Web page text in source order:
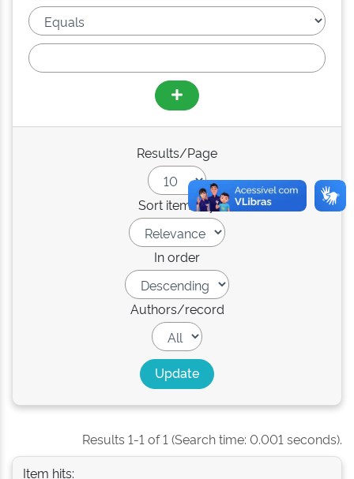
Results/Page
Sort items by
In order
Authors/record
Results 1-1 of 1 (Search time: 0.001 seconds).
Item hits: